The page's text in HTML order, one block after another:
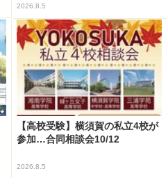
2026.8.5
【高校受験】横須賀の私立4校が
参加…合同相談会10/12
2026.8.5